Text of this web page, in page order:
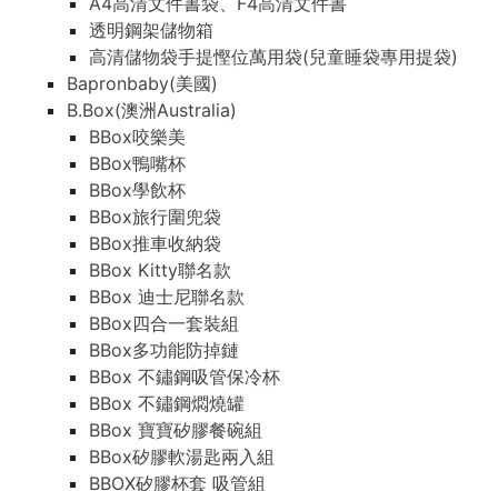
透明鋼架儲物箱
高清儲物袋手提慳位萬用袋(兒童睡袋專用提袋)
Bapronbaby(美國)
B.Box(澳洲Australia)
BBox咬樂美
BBox鴨嘴杯
BBox學飲杯
BBox旅行圍兜袋
BBox推車收納袋
BBox Kitty聯名款
BBox 迪士尼聯名款
BBox四合一套裝組
BBox多功能防掉鏈
BBox 不鏽鋼吸管保冷杯
BBox 不鏽鋼燜燒罐
BBox 寶寶矽膠餐碗組
BBox矽膠軟湯匙兩入組
BBOX矽膠杯套 吸管組